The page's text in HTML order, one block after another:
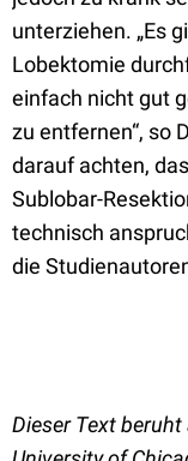
unterziehen. „Es
Lobektomie
einfach nicht gut
zu entfernen“, so
darauf achten,
Sublobar-
technisch
die
Dieser Text